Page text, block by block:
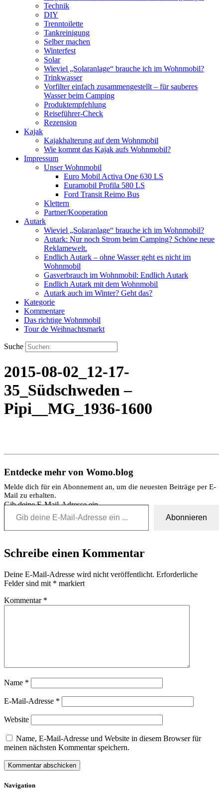
Technik
DIY
Trenntoilette
Tankreinigung
Selber machen
Winterfest
Solar
Wieviel „Solaranlage“ brauche ich im Wohnmobil?
Trinkwasser
Vorfilter einfach zusammengestellt – für sauberes
Wasser beim Camping
Produktempfehlung
Reiseführer-Check
Rezension
Kajak
Kajakhalterung auf dem Wohnmobil
Wie kommt das Kajak aufs Wohnmobil?
Impressum
Unser Wohnmobil
Euro Mobil Activa One 630 LS
Euramobil Profila 580 LS
Ford Transit Reimo Bus
Klettern
Partner/Kooperation
Autark
Wieviel „Solaranlage“ brauche ich im Wohnmobil?
Autark: Nur noch Strom beim Camping? Schöne neue
Reklamewelt.
Endlich Autark – ohne Wasser geht es nicht im
Wohnmobil
Gasverbrauch im Wohnmobil: Endlich Autark
Endlich Autark mit dem Wohnmobil
Autark auch im Winter? Geht das?
Kategorie
Kommentare
Das richtige Wohnmobil
Tour de Weihnachtsmarkt
Suche
2015-08-02_12-17-
35_Südschweden –
Pipi__MG_1936-1600
Entdecke mehr von Womo.blog
Melde dich für ein Abonnement an, um die neuesten Beiträge per E-
Mail zu erhalten.
Gib deine E-Mail-Adresse ein ...
Abonnieren
Schreibe einen Kommentar
Deine E-Mail-Adresse wird nicht veröffentlicht. Erforderliche
Felder sind mit * markiert
Kommentar *
Name *
E-Mail-Adresse *
Website
Name, E-Mail-Adresse und Website in diesem Browser für
meinen nächsten Kommentar speichern.
Navigation